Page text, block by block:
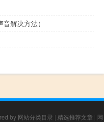
解决方法）
by 网站分类目录 | 精选推荐文章 | 网